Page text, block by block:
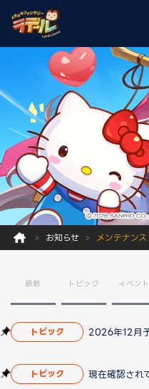
お知らせ メンテナンス
最新 トピック イベント
トピック
トピック